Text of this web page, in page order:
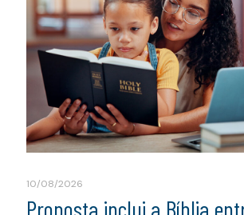
10/08/2026
Proposta inclui a Bíblia